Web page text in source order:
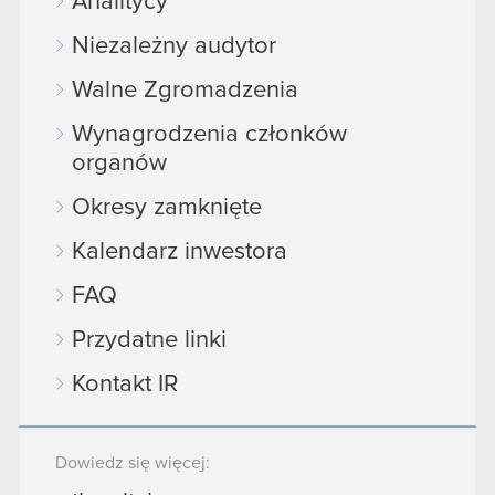
Niezależny audytor
Walne Zgromadzenia
Wynagrodzenia członków
organów
Okresy zamknięte
Kalendarz inwestora
FAQ
Przydatne linki
Kontakt IR
Dowiedz się więcej: